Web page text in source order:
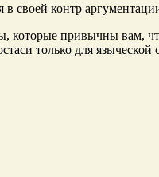
своей контр
которые привычны вам,
только для